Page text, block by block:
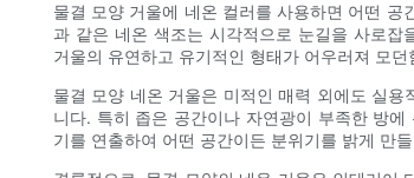
물결 모양 거울에 네온 컬러를 사용하면 어떤
과 같은 네온 색조는 시각적으로 눈길을 사로
거울의 유연하고 유기적인 형태가 어우러져 모
물결 모양 네온 거울은 미적인 매력 외에도 실
니다. 특히 좁은 공간이나 자연광이 부족한 방
기를 연출하여 어떤 공간이든 분위기를 밝게 만